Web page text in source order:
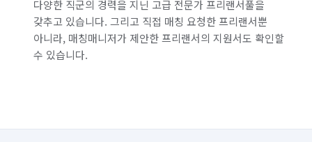
다양한 직군의 경력을 지닌 고급 전문가 프리랜서풀을
갖추고 있습니다. 그리고 직접 매칭 요청한 프리랜서뿐
아니라, 매칭매니저가 제안한 프리랜서의 지원서도 확인할
수 있습니다.